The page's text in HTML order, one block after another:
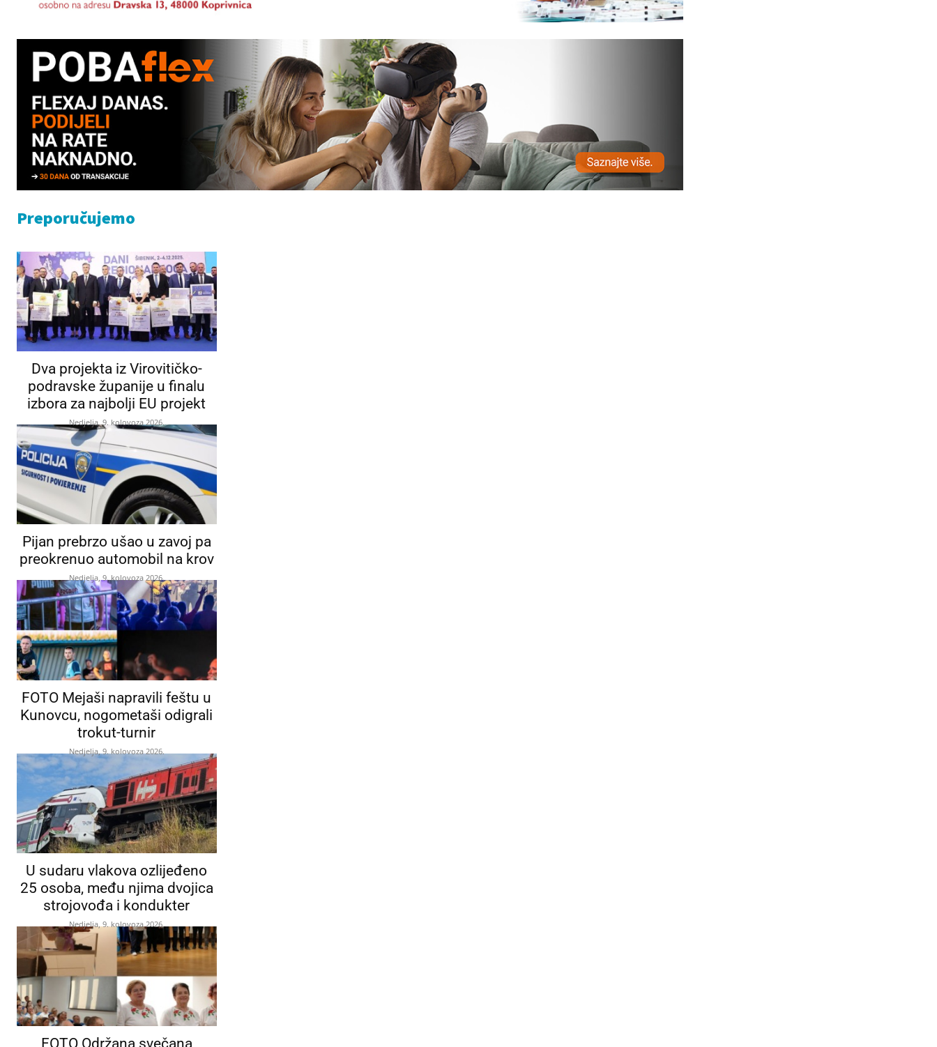
Preporučujemo
Dva projekta iz Virovitičko-
podravske županije u finalu
izbora za najbolji EU projekt
Nedjelja, 9. kolovoza 2026.
Pijan prebrzo ušao u zavoj pa
preokrenuo automobil na krov
Nedjelja, 9. kolovoza 2026.
FOTO Mejaši napravili feštu u
Kunovcu, nogometaši odigrali
trokut-turnir
Nedjelja, 9. kolovoza 2026.
U sudaru vlakova ozlijeđeno
25 osoba, među njima dvojica
strojovođa i kondukter
Nedjelja, 9. kolovoza 2026.